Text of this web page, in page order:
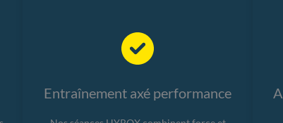
Entraînement axé performance